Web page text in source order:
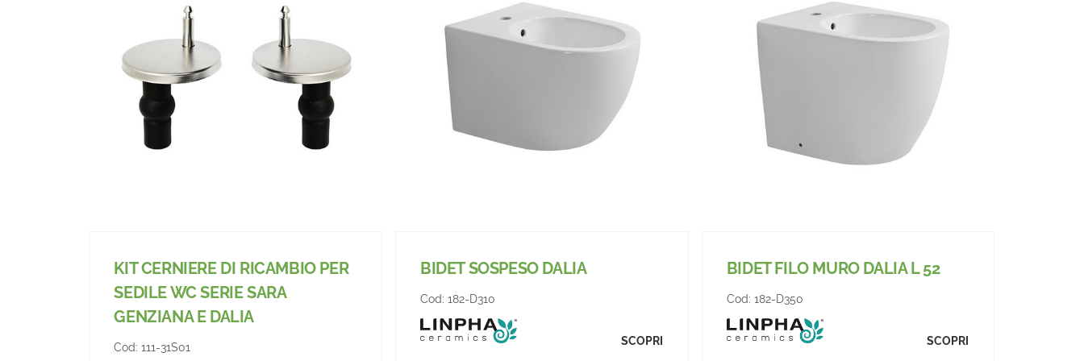
KIT CERNIERE DI RICAMBIO PER
SEDILE WC SERIE SARA
GENZIANA E DALIA
Cod:111-31S01
BIDET SOSPESO DALIA
Cod:182-D310
SCOPRI
BIDET FILO MURO DALIA L 52
Cod: 182-D350
SCOPRI